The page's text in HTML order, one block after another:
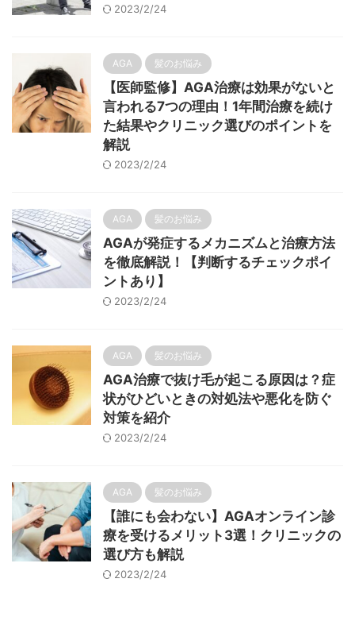
2023/2/24
AGA 髪のお悩み
【医師監修】AGA治療は効果がないと
言われる7つの理由！1年間治療を続け
た結果やクリニック選びのポイントを
解説
2023/2/24
AGA 髪のお悩み
AGAが発症するメカニズムと治療方法
を徹底解説！【判断するチェックポイ
ントあり】
2023/2/24
AGA 髪のお悩み
AGA治療で抜け毛が起こる原因は？症
状がひどいときの対処法や悪化を防ぐ
対策を紹介
2023/2/24
AGA 髪のお悩み
【誰にも会わない】AGAオンライン診
療を受けるメリット3選！クリニックの
選び方も解説
2023/2/24